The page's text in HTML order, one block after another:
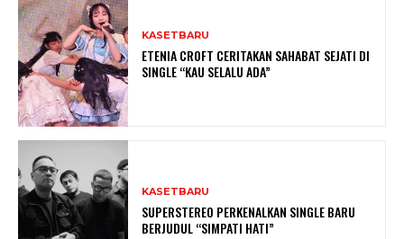
KASETBARU
ETENIA CROFT CERITAKAN SAHABAT SEJATI DI
SINGLE “KAU SELALU ADA”
KASETBARU
SUPERSTEREO PERKENALKAN SINGLE BARU
BERJUDUL “SIMPATI HATI”